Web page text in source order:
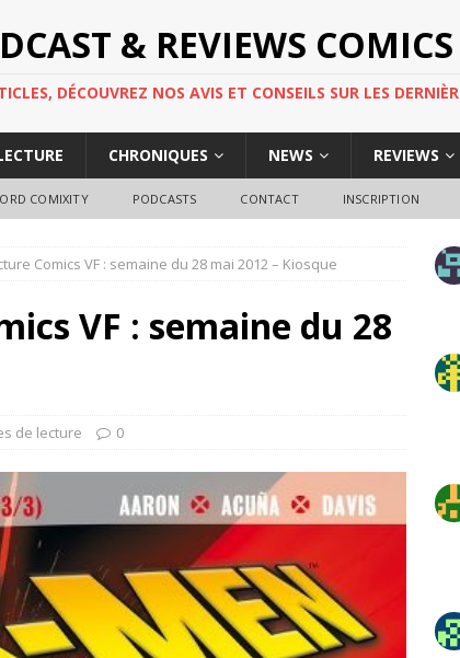
& REVIEWS
DÉCOUVREZ NOS AVIS ET CONSEILS SUR LES
CHRONIQUES NEWS REVIEWS
COMIXITY PODCASTS CONTACT INSCRIPTION
Comics VF : semaine du 28 mai 2012 – Kiosque
VF : semaine du 28
de lecture 0